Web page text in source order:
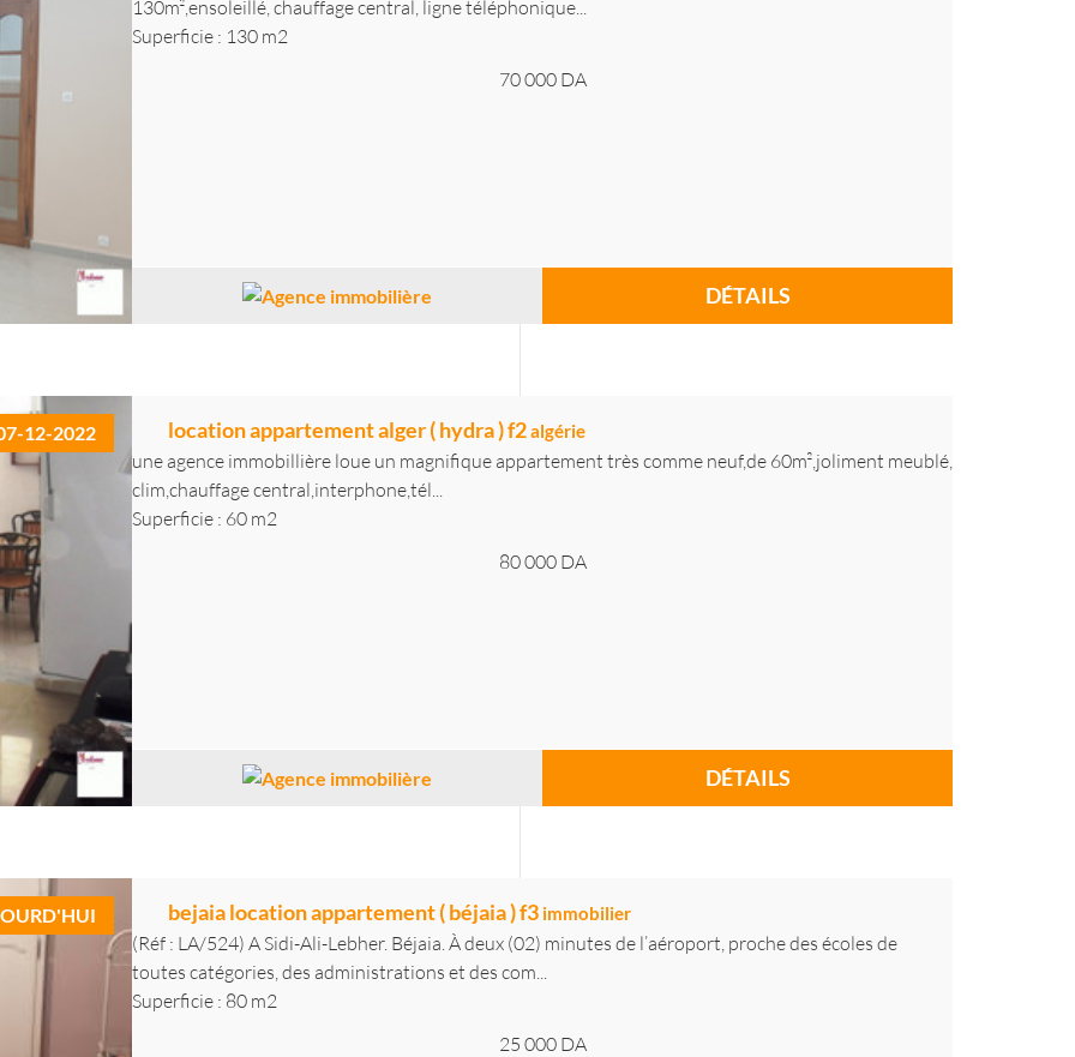
130m²,ensoleillé, chauffage central, ligne téléphonique...
Superficie : 130 m2
70 000 DA
DÉTAILS
12-2022 location appartement alger ( hydra ) f2algérie
une agence immobillière loue un magnifique appartement très comme neuf,de 60m²,joliment meublé,
clim,chauffage central,interphone,tél...
Superficie : 60 m2
80 000 DA
DÉTAILS
bejaia location appartement ( béjaia ) f3 immobilier
(Réf : LA/524) A Sidi-Ali-Lebher. Béjaia. À deux (02) minutes de l’aéroport, proche des écoles de
toutes catégories, des administrations et des com...
Superficie : 80 m2
25 000 DA